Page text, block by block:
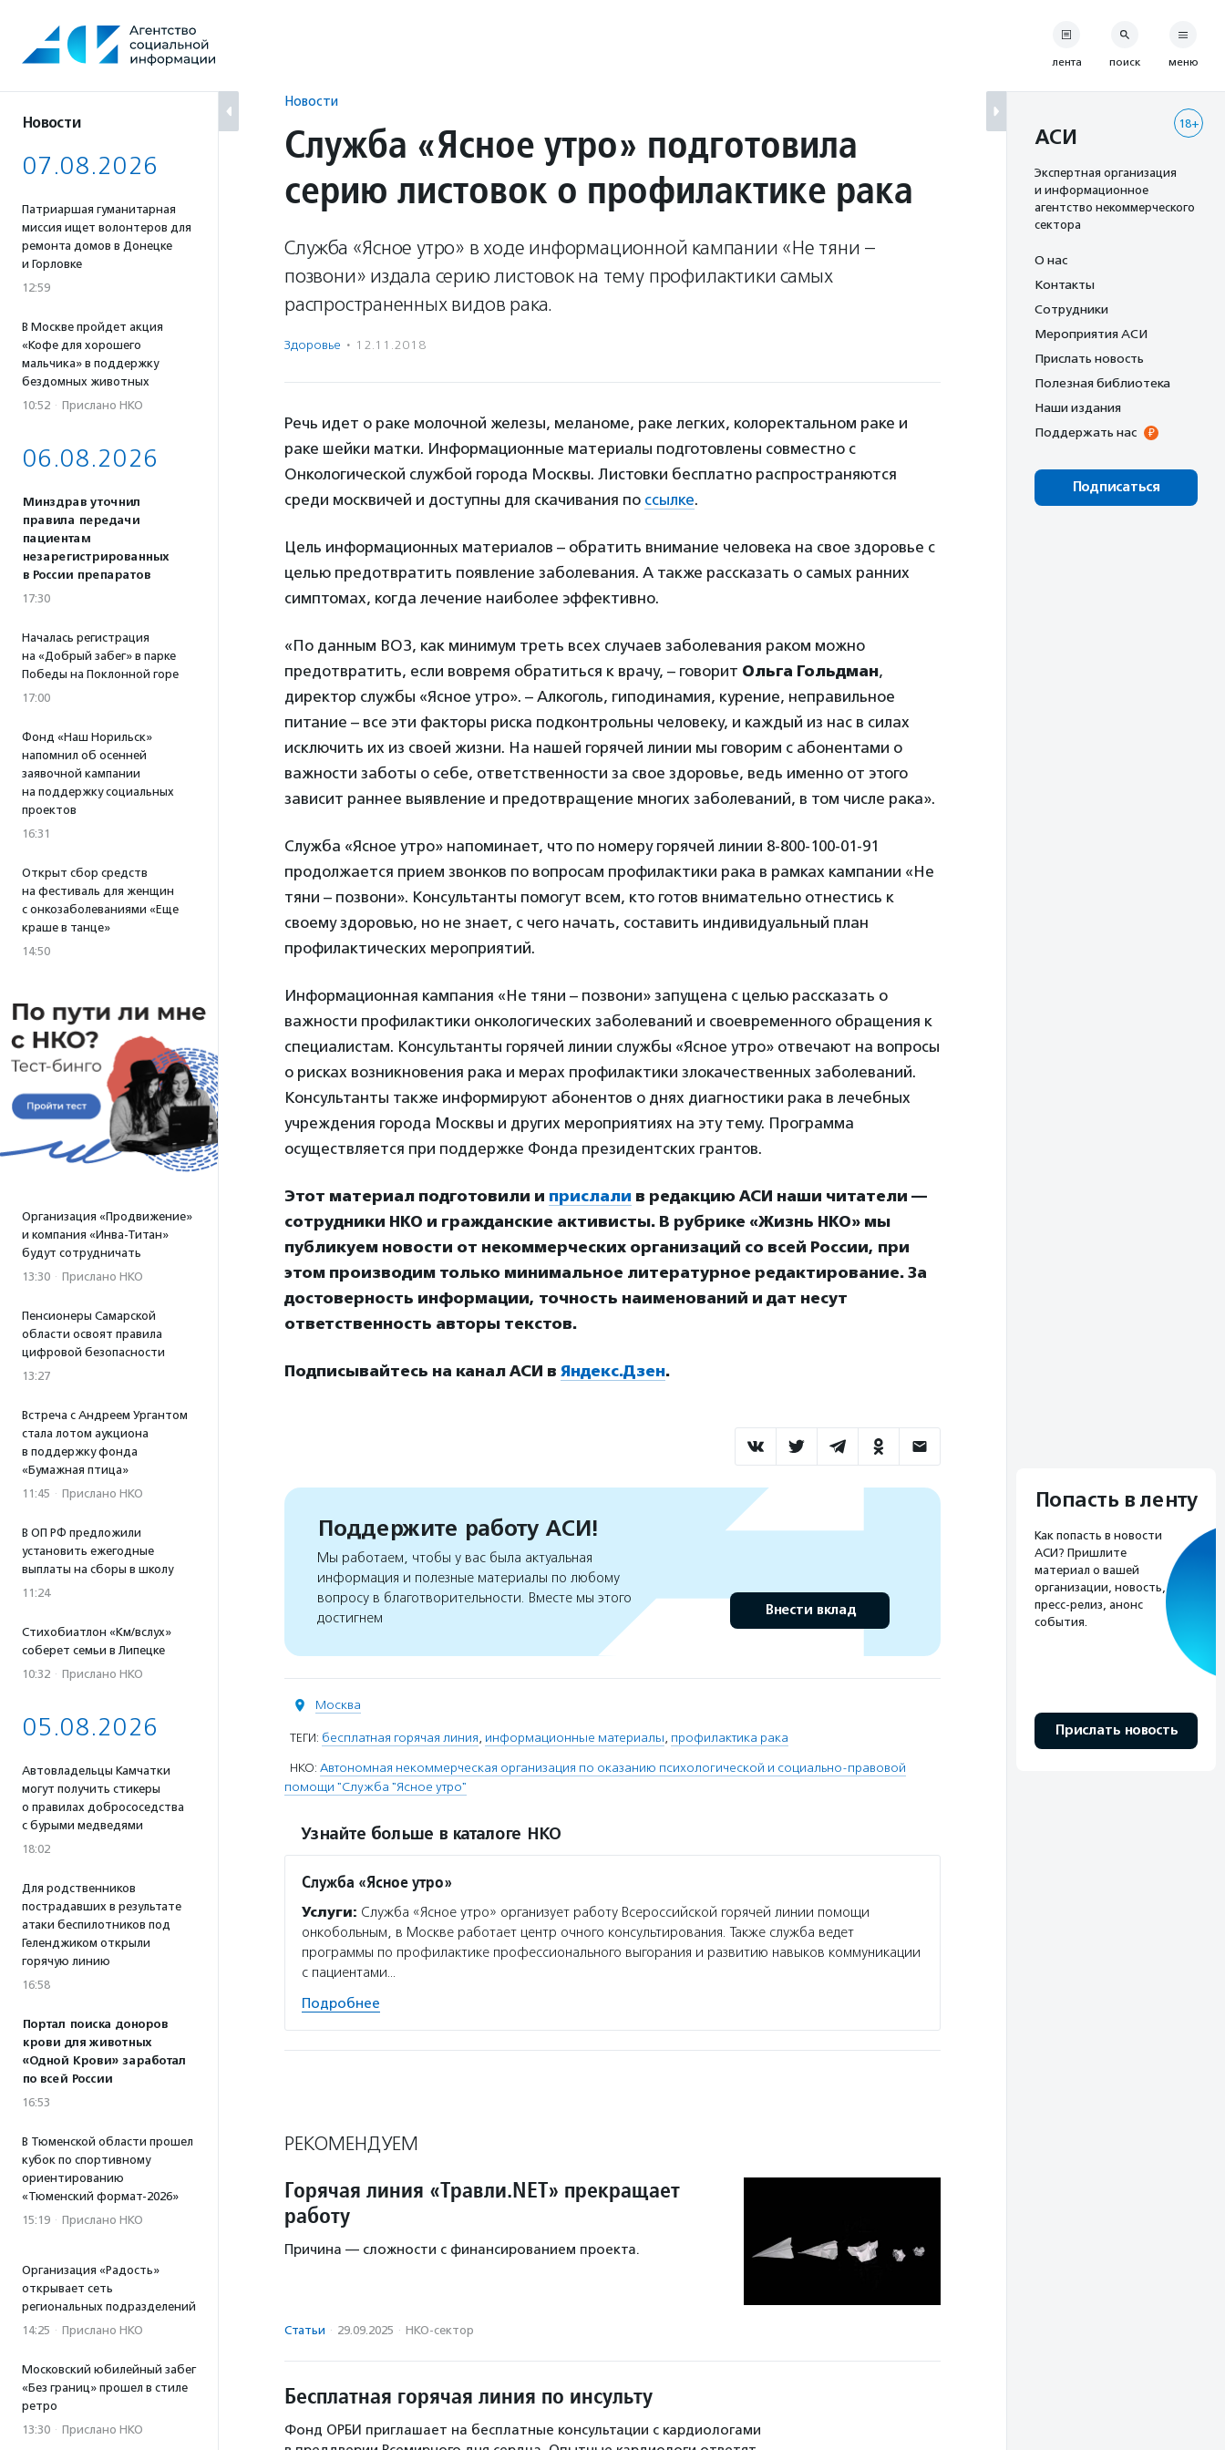
содержанию
Новости
07.08.2026
Патриаршая гуманитарная
миссия ищет волонтеров для
ремонта домов в Донецке
и Горловке
12:59
В Москве пройдет акция
«Кофе для хорошего
мальчика» в поддержку
бездомных животных
10:52 · Прислано НКО
06.08.2026
Минздрав уточнил
правила передачи
пациентам
незарегистрированных
в России препаратов
17:30
Началась регистрация
на «Добрый забег» в парке
Победы на Поклонной горе
17:00
Фонд «Наш Норильск»
напомнил об осенней
заявочной кампании
на поддержку социальных
проектов
16:31
Открыт сбор средств
на фестиваль для женщин
с онкозаболеваниями «Еще
краше в танце»
14:50
Организация «Продвижение»
и компания «Инва-Титан»
будут сотрудничать
13:30 · Прислано НКО
Пенсионеры Самарской
области освоят правила
цифровой безопасности
13:27
Встреча с Андреем Ургантом
стала лотом аукциона
в поддержку фонда
«Бумажная птица»
11:45 · Прислано НКО
В ОП РФ предложили
установить ежегодные
выплаты на сборы в школу
11:24
Стихобиатлон «Км/вслух»
соберет семьи в Липецке
10:32 · Прислано НКО
05.08.2026
Автовладельцы Камчатки
могут получить стикеры
о правилах добрососедства
с бурыми медведями
18:02
Для родственников
пострадавших в результате
атаки беспилотников под
Геленджиком открыли
горячую линию
16:58
Портал поиска доноров
крови для животных
«Одной Крови» заработал
по всей России
16:53
В Тюменской области прошел
кубок по спортивному
ориентированию
«Тюменский формат-2026»
15:19 · Прислано НКО
Организация «Радость»
открывает сеть
региональных подразделений
14:25 · Прислано НКО
Московский юбилейный забег
«Без границ» прошел в стиле
ретро
13:30 · Прислано НКО
Новости
Служба «Ясное утро» подготовила
серию листовок о профилактике рака
Служба «Ясное утро» в ходе информационной кампании «Не тяни –
позвони» издала серию листовок на тему профилактики самых
распространенных видов рака.
Здоровье · 12.11.2018
Речь идет о раке молочной железы, меланоме, раке легких, колоректальном раке и
раке шейки матки. Информационные материалы подготовлены совместно с
Онкологической службой города Москвы. Листовки бесплатно распространяются
среди москвичей и доступны для скачивания по ссылке.
Цель информационных материалов – обратить внимание человека на свое здоровье c
целью предотвратить появление заболевания. А также рассказать о самых ранних
симптомах, когда лечение наиболее эффективно.
«По данным ВОЗ, как минимум треть всех случаев заболевания раком можно
предотвратить, если вовремя обратиться к врачу, – говорит Ольга Гольдман,
директор службы «Ясное утро». – Алкоголь, гиподинамия, курение, неправильное
питание – все эти факторы риска подконтрольны человеку, и каждый из нас в силах
исключить их из своей жизни. На нашей горячей линии мы говорим с абонентами о
важности заботы о себе, ответственности за свое здоровье, ведь именно от этого
зависит раннее выявление и предотвращение многих заболеваний, в том числе рака».
Служба «Ясное утро» напоминает, что по номеру горячей линии 8-800-100-01-91
продолжается прием звонков по вопросам профилактики рака в рамках кампании «Не
тяни – позвони». Консультанты помогут всем, кто готов внимательно отнестись к
своему здоровью, но не знает, с чего начать, составить индивидуальный план
профилактических мероприятий.
Информационная кампания «Не тяни – позвони» запущена с целью рассказать о
важности профилактики онкологических заболеваний и своевременного обращения к
специалистам. Консультанты горячей линии службы «Ясное утро» отвечают на вопросы
о рисках возникновения рака и мерах профилактики злокачественных заболеваний.
Консультанты также информируют абонентов о днях диагностики рака в лечебных
учреждения города Москвы и других мероприятиях на эту тему. Программа
осуществляется при поддержке Фонда президентских грантов.
Этот материал подготовили и прислали в редакцию АСИ наши читатели —
сотрудники НКО и гражданские активисты. В рубрике «Жизнь НКО» мы
публикуем новости от некоммерческих организаций со всей России, при
этом производим только минимальное литературное редактирование. За
достоверность информации, точность наименований и дат несут
ответственность авторы текстов.
Подписывайтесь на канал АСИ в Яндекс.Дзен.
Поддержите работу АСИ!
Мы работаем, чтобы у вас была актуальная
информация и полезные материалы по любому
вопросу в благотворительности. Вместе мы этого
достигнем
Внести вклад
Москва
ТЕГИ: бесплатная горячая линия, информационные материалы, профилактика рака
НКО: Автономная некоммерческая организация по оказанию психологической и социально-правовой
помощи "Служба "Ясное утро"
Узнайте больше в каталоге НКО
Служба «Ясное утро»
Услуги: Служба «Ясное утро» организует работу Всероссийской горячей линии помощи
онкобольным, в Москве работает центр очного консультирования. Также служба ведет
программы по профилактике профессионального выгорания и развитию навыков коммуникации
с пациентами…
Подробнее
РЕКОМЕНДУЕМ
Горячая линия «Травли.NET» прекращает
работу
Причина — сложности с финансированием проекта.
Статьи · 29.09.2025 · НКО-сектор
Бесплатная горячая линия по инсульту
Фонд ОРБИ приглашает на бесплатные консультации с кардиологами
лента поиск меню
18+
АСИ
Экспертная организация
и информационное
агентство некоммерческого
сектора
О нас
Контакты
Сотрудники
Мероприятия АСИ
Прислать новость
Полезная библиотека
Наши издания
Поддержать нас
Подписаться
Попасть в ленту
Как попасть в новости
АСИ? Пришлите
материал о вашей
организации, новость,
пресс-релиз, анонс
события.
Прислать новость